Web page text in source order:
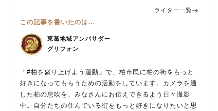
ライター一覧
この記事を書いたのは…
東葛地域アンバサダー
グリフォン
「#柏を盛り上げよう運動」で、柏市民に柏の街をもっと
好きになってもらうための活動をしています。カメラを通
した柏の息吹を、みなさんにお伝えできるよう日々撮影
中。自分たちの住んでいる街をもっと好きになりたいと思